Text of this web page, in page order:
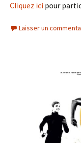
Cliquez ici pour
Laisser un